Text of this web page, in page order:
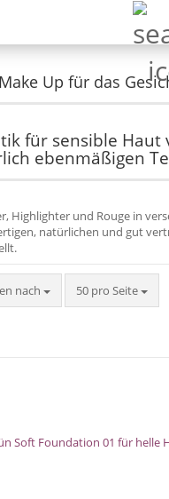
Up für das
für sensible Haut
ebenmäßigen
Highlighter und Rouge in
natürlichen und gut
nach
nach 50 pro Seite
pro Seite